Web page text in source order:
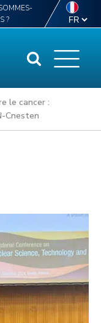
?
le cancer :
Cnesten